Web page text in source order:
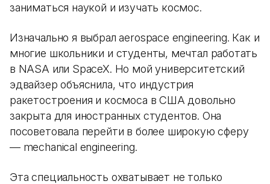
заниматься наукой и изучать космос.
Изначально я выбрал aerospace engineering. Как и
многие школьники и студенты, мечтал работать
в NASA или SpaceX. Но мой университетский
эдвайзер объяснила, что индустрия
ракетостроения и космоса в США довольно
закрыта для иностранных студентов. Она
посоветовала перейти в более широкую сферу
— mechanical engineering.
Эта специальность охватывает не только